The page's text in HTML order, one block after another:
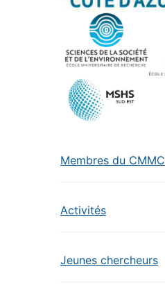
Membres du CMMC
Activités
Jeunes chercheurs